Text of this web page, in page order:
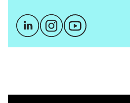
vertrauen Frischer Film